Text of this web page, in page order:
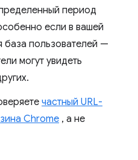
период
если в вашей
база пользователей —
могут увидеть
частный URL-
Chrome , а не